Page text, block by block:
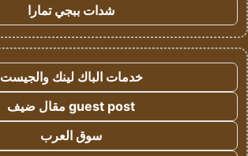
شدات ببجي تمارا
خدمات الباك لينك والجيست
guest post مقال ضيف
سوق العرب